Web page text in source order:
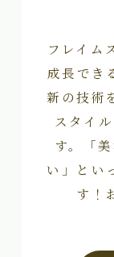
フレイム
成長でき
新の技術
スタイ
す。「
い」とい
す！